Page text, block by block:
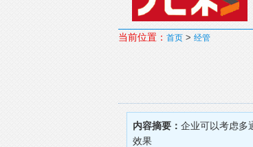
当前位置： 首页 > 经管
内容摘要： 企业可以考虑多
效果